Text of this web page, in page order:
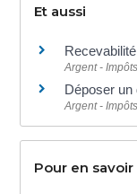
Et aussi
Argent -
Déposer un
Argent -
Pour en savoir